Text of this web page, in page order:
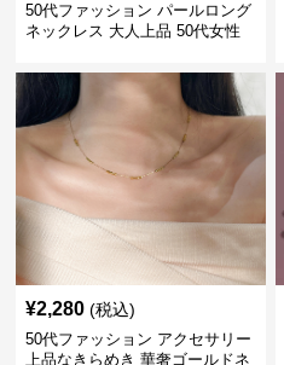
50代ファッション パールロング
ネックレス 大人上品 50代女性
¥2,280 (税込)
50代ファッション アクセサリー
上品なきらめき 華奢ゴールドネ